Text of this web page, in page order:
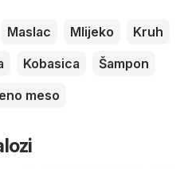
Maslac Mlijeko
Kruh
Kobasica
Šampon
meso